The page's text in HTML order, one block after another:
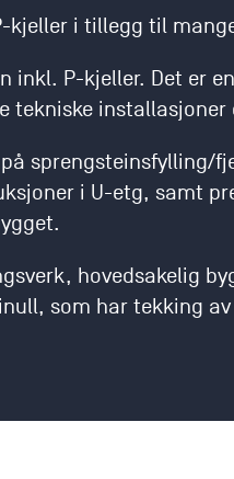
kjeller i tillegg til
inkl. P-kjeller. Det er
tekniske installasjoner
sprengsteinsfylling/
i U-etg, samt
hovedsakelig
som har tekking